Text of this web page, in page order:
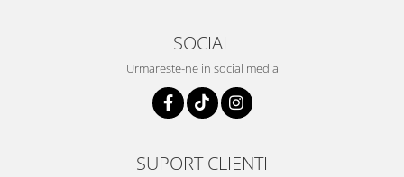
SOCIAL
Urmareste-ne in social media
SUPORT CLIENTI